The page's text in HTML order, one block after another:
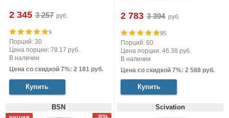
2 345 руб.
9
Порций: 30
Цена порции: 78.17 руб.
В наличии
Цена со скидкой 7%: 2 181 руб.
Купить
2 783 руб.
95
Порций: 60
Цена порции: 46.38 руб.
В наличии
Цена со скидкой 7%: 2 588 руб.
Купить
BSN Scivation